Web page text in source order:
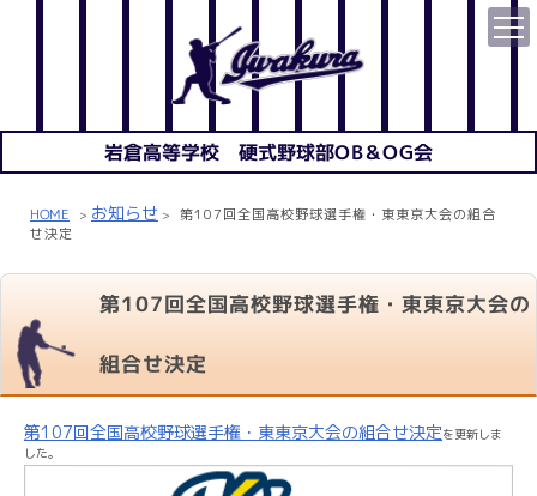
岩倉高等学校 硬式野球部OB＆OG会
HOME > お知らせ >
第107回全国高校野球選手権・東東京大会の組合
せ決定
第107回全国高校野球選手権・東東京大会の
組合せ決定
第107回全国高校野球選手権・東東京大会の組合せ決定を更新しま
した。